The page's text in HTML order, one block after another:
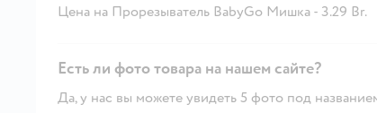
Цена на Прорезыватель BabyGo Мишка - 3.29 Br.
Есть ли фото товара на нашем сайте?
Да, у нас вы можете увидеть 5 фото под